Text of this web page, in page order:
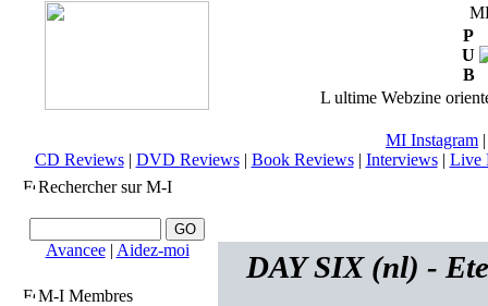
P
U
B
L ultime Webzine
MI Instagram
CD Reviews| DVD Reviews| Book Reviews| Interviews| Live
Rechercher sur M-I
Avancee| Aidez-moi
M-I Membres
DAY SIX (nl) -